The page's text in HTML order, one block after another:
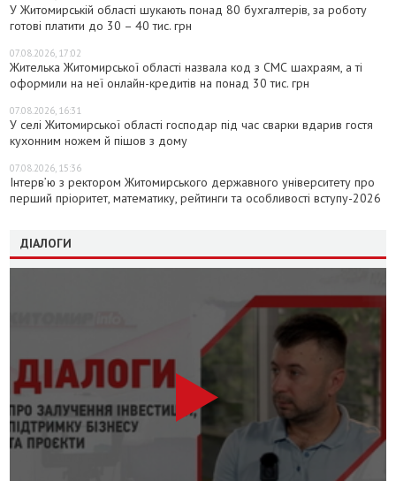
У Житомирській області шукають понад 80 бухгалтерів, за роботу
готові платити до 30 – 40 тис. грн
07.08.2026, 17:02
Жителька Житомирської області назвала код з СМС шахраям, а ті
оформили на неї онлайн-кредитів на понад 30 тис. грн
07.08.2026, 16:31
У селі Житомирської області господар під час сварки вдарив гостя
кухонним ножем й пішов з дому
07.08.2026, 15:36
Інтерв’ю з ректором Житомирського державного університету про
перший пріоритет, математику, рейтинги та особливості вступу-2026
ДІАЛОГИ